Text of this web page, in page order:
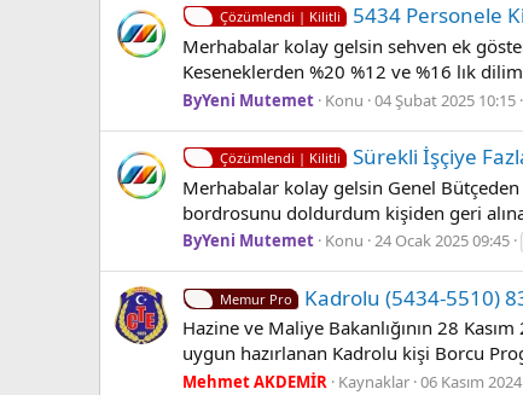
Çözümlendi | Kilitli 5434 Personele
Merhabalar kolay gelsin sehven ek
Keseneklerden %20 %12 ve %16 lık
ByYeni Mutemet Konu 04 Şubat 2025 10:15
Çözümlendi | Kilitli Sürekli̇ İşçi̇ye
Merhabalar kolay gelsin Genel
bordrosunu doldurdum kişiden geri
ByYeni Mutemet Konu 24 Ocak 2025 09:45
Memur Pro Kadrolu (5434-5510)
Hazine ve Maliye Bakanlığının 28
uygun hazırlanan Kadrolu kişi Borcu
Mehmet AKDEMİR Kaynaklar 06 Kasım